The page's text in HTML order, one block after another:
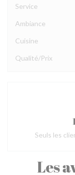
Les
Service
Ambiance
Cuisine
Qualité/Prix
Seuls les